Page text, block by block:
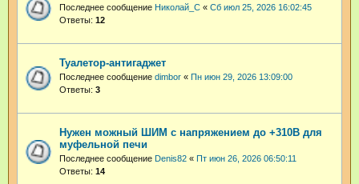
Последнее сообщение Николай_С « Сб июл 25, 2026 16:02:45
Ответы: 12
Туалетор-антигаджет
Последнее сообщение dimbor « Пн июн 29, 2026 13:09:00
Ответы: 3
Нужен можный ШИМ с напряжением до +310В для
муфельной печи
Последнее сообщение Denis82 « Пт июн 26, 2026 06:50:11
Ответы: 14